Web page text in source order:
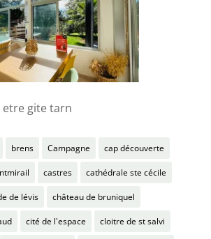
etre gite tarn
brens Campagne cap découverte
castres cathédrale ste cécile
de lévis château de bruniquel
cité de l'espace cloitre de st salvi